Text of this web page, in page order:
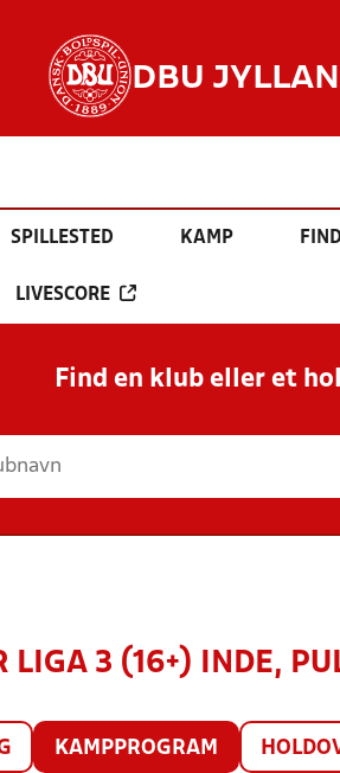
DBU
SPILLESTED KAMP
LIVESCORE
Find en klub eller et
LIGA 3 (16+) INDE,
KAMPPROGRAM